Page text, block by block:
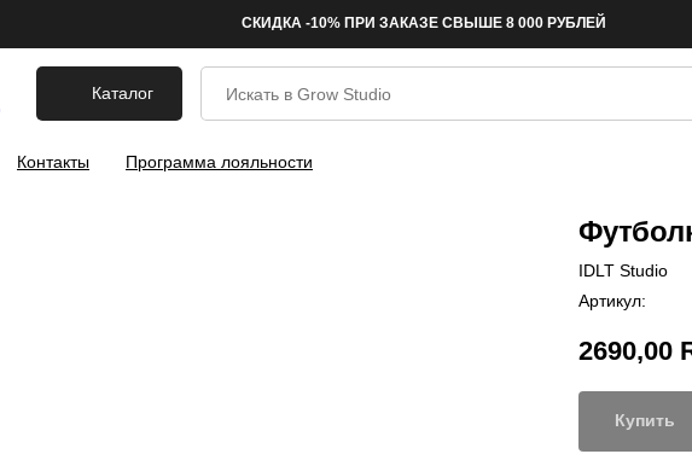
СКИДКА -10% ПРИ ЗАКАЗЕ СВЫШЕ 8 000 РУБЛЕЙ
Каталог
Контакты Программа лояльности
IDLT Studio
Артикул:
2690,00
Купить